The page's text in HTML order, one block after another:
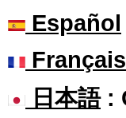
Español
Français
日本語: